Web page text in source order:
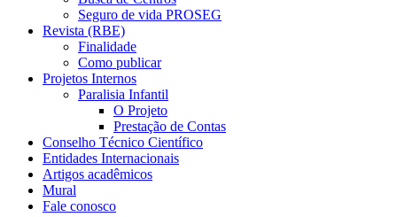
Seguro de vida PROSEG
Revista (RBE)
Finalidade
Como publicar
Projetos Internos
Paralisia Infantil
O Projeto
Prestação de Contas
Conselho Técnico Científico
Entidades Internacionais
Artigos acadêmicos
Mural
Fale conosco